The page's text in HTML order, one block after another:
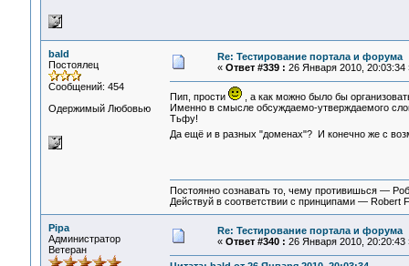
bald
Постоялец
Сообщений: 454
Одержимый Любовью
Re: Тестирование портала и форума
« Ответ #339 : 26 Января 2010, 20:03:34
Пип, прости
, а как можно было бы
Именно в смысле обсуждаемо-утверждаемого
Тьфу!
Да ещё и в разных "доменах"? И конечно же с
Постоянно сознавать то, чему противишься —
Действуй в соответствии с принципами — Robert
Pipa
Администратор
Ветеран
Re: Тестирование портала и форума
« Ответ #340 : 26 Января 2010, 20:20:43